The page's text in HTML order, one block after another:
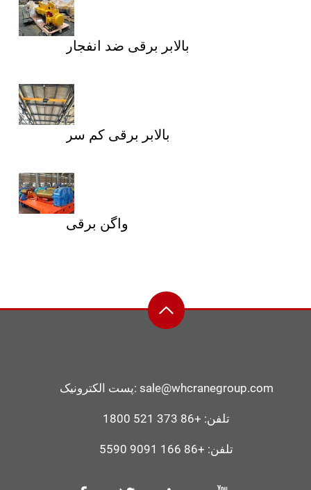
بالابر برقی ضد انفجار
بالابر برقی کم سر
واگن برقی
پست الکترونیک: sale@whcranegroup.com
تلفن: +86 373 521 1800
تلفن: +86 166 9091 5590